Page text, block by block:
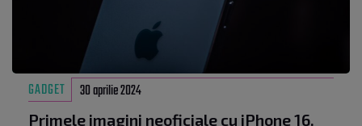
GADGET 30 aprilie 2024
Primele imagini neoficiale cu iPhone 16.